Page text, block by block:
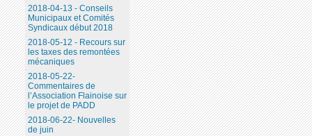
2018-04-13 - Conseils
Municipaux et Comités
Syndicaux début 2018
2018-05-12 - Recours sur
les taxes des remontées
mécaniques
2018-05-22-
Commentaires de
l’Association Flainoise sur
le projet de PADD
2018-06-22- Nouvelles
de juin